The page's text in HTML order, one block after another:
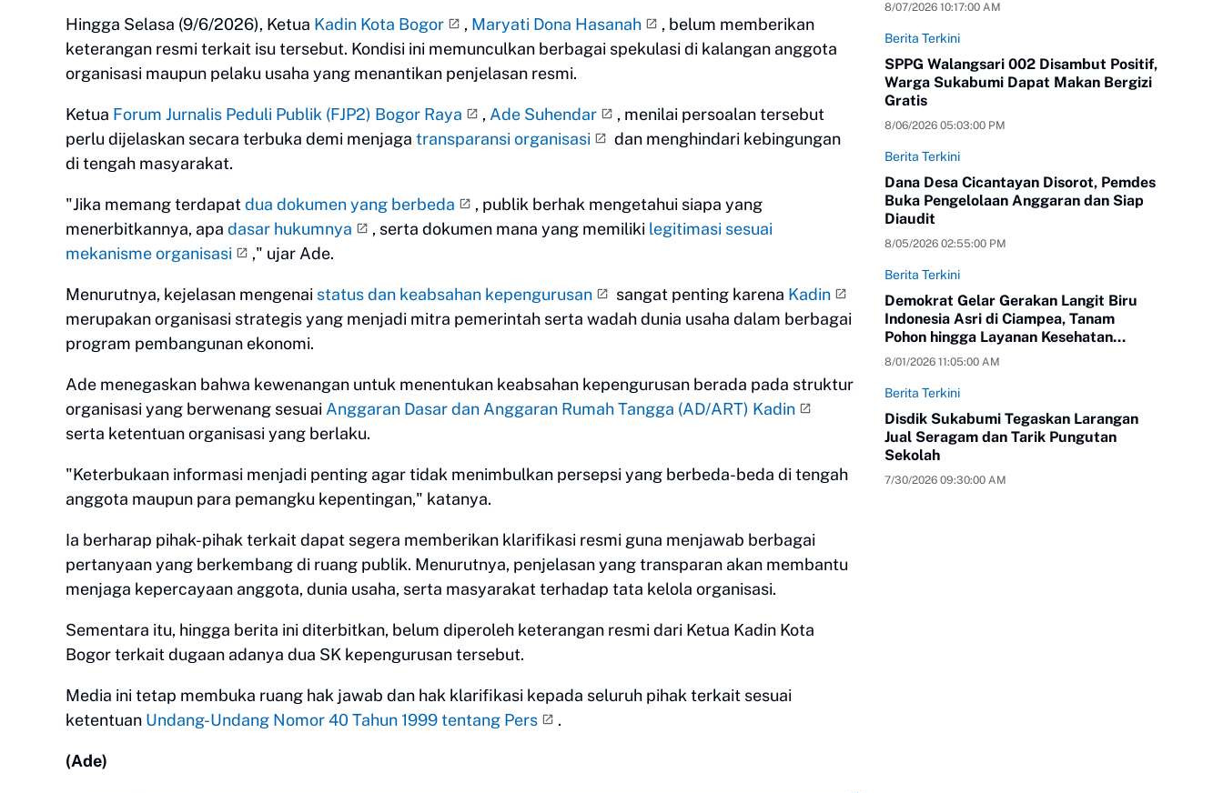
Hingga Selasa (9/6/2026), Ketua Kadin Kota Bogor , Maryati Dona Hasanah
, belum memberikan
keterangan resmi terkait isu tersebut. Kondisi ini memunculkan berbagai spekulasi di kalangan anggota
organisasi maupun pelaku usaha yang menantikan penjelasan resmi.
Ketua Forum Jurnalis Peduli Publik (FJP2) Bogor Raya , Ade Suhendar
, menilai persoalan tersebut
perlu dijelaskan secara terbuka demi menjaga transparansi organisasi
dan menghindari kebingungan
di tengah masyarakat.
"Jika memang terdapatdua dokumen yang berbeda
, publik berhak mengetahui siapa yang
menerbitkannya, apa dasar hukumnya , serta dokumen mana yang memiliki legitimasi sesuai
mekanisme organisasi
," ujar Ade.
Menurutnya, kejelasan mengenai status dan keabsahan kepengurusan sangat penting karena Kadin
merupakan organisasi strategis yang menjadi mitra pemerintah serta wadah dunia usaha dalam berbagai
program pembangunan ekonomi.
Ade menegaskan bahwa kewenangan untuk menentukan keabsahan kepengurusan berada pada struktur
organisasi yang berwenang sesuai Anggaran Dasar dan Anggaran Rumah Tangga (AD/ART) Kadin
serta ketentuan organisasi yang berlaku.
"Keterbukaan informasi menjadi penting agar tidak menimbulkan persepsi yang berbeda-beda di tengah
anggota maupun para pemangku kepentingan," katanya.
Ia berharap pihak-pihak terkait dapat segera memberikan klarifikasi resmi guna menjawab berbagai
pertanyaan yang berkembang di ruang publik. Menurutnya, penjelasan yang transparan akan membantu
menjaga kepercayaan anggota, dunia usaha, serta masyarakat terhadap tata kelola organisasi.
Sementara itu, hingga berita ini diterbitkan, belum diperoleh keterangan resmi dari Ketua Kadin Kota
Bogor terkait dugaan adanya dua SK kepengurusan tersebut.
Media ini tetap membuka ruang hak jawab dan hak klarifikasi kepada seluruh pihak terkait sesuai
ketentuan Undang-Undang Nomor 40 Tahun 1999 tentang Pers .
(Ade)
8/07/2026 10:17:00 AM
Berita Terkini
SPPG Walangsari 002 Disambut Positif,
Warga Sukabumi Dapat Makan Bergizi
Gratis
8/06/2026 05:03:00 PM
Berita Terkini
Dana Desa Cicantayan Disorot, Pemdes
Buka Pengelolaan Anggaran dan Siap
Diaudit
8/05/2026 02:55:00 PM
Berita Terkini
Demokrat Gelar Gerakan Langit Biru
Indonesia Asri di Ciampea, Tanam
Pohon hingga Layanan Kesehatan
Gratis
8/01/2026 11:05:00 AM
Berita Terkini
Disdik Sukabumi Tegaskan Larangan
Jual Seragam dan Tarik Pungutan
Sekolah
7/30/2026 09:30:00 AM